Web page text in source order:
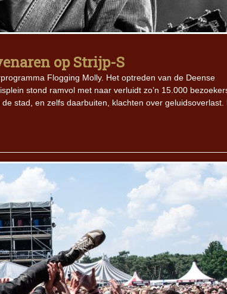
op Strijp-S
Flogging Molly. Het optreden van de Deense
stond ramvol met naar verluidt zo’n 15.000
stad, en zelfs daarbuiten, klachten over geluidsoverlast.